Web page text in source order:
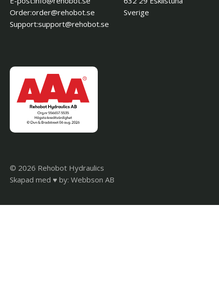
Order:es.toboher@redro
Support:es.toboher@troppus
Sverige
© 2026 Rehobot Hydraulics
Skapad med ♥ by: Webbson AB